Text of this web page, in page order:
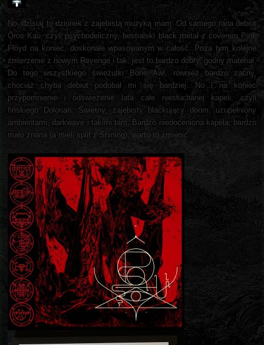
No, dzisiaj to dzionek z zajebistą muzyką mam. Od samego rana debiut
Ôros Kaù, czyli psychodeliczny, bestialski black metal z coverem Pink
Floyd na koniec, doskonale wpasowanym w całość. Poza tym kolejne
zmierzenie z nowym Revenge i tak, jest to bardzo dobry, godny materiał.
Do tego wszystkiego świeżutki Bone Awl, również bardzo zacny,
chociaż chyba debiut podobał mi się bardziej. No i na koniec
przypomnienie i odświeżenie lata całe niesłuchanej kapeli, czyli
fińskiego Dolorian. Świetny, zajebisty blackujący doom, uzupełniony
ambientami, darkwave i takimi tam. Bardzo niedoceniona kapela, bardzo
mało znana (a mieli split z Shining), warto to zmienić.